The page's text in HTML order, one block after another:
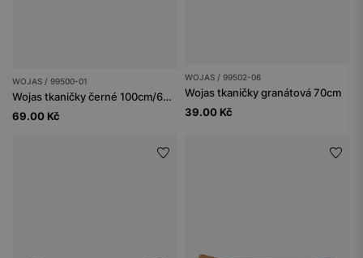
WOJAS / 99500-01
Wojas tkaničky černé 100cm/6mm bavlněné ploché
69.00 Kč
WOJAS / 99502-06
Wojas tkaničky granátová 70cm
39.00 Kč